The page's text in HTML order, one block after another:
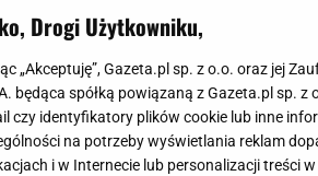
Drogi Użytkowniku,
„Akceptuję”, Gazeta.pl sp. z o.o. oraz jej
będąca spółką powiązaną z Gazeta.pl sp.
czy identyfikatory plików cookie lub inne
na potrzeby wyświetlania reklam
i w Internecie lub personalizacji treści